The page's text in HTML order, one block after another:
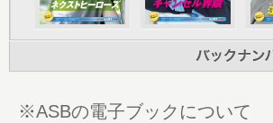
51 艇言
52 師弟の絆─向井美鈴・野
58 シマレナ社長の一流企業
61 シン・ジジー放談
※ASBの電子ブックについて